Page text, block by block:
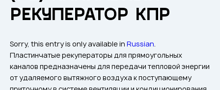
Flame arresters
Ventilation grilles
Ventilation articles
Filtres
РЕКУПЕРАТОР КПР
Sorry, this entry is only available in Russian.
Пластинчатые рекуператоры для прямоугольных
каналов предназначены для передачи тепловой энергии
от удаляемого вытяжного воздуха к поступающему